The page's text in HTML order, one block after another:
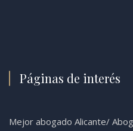
Páginas de interés
Mejor abogado Alicante/